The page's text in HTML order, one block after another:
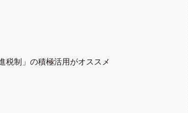
税制」の積極活用がオススメ